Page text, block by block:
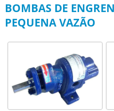
BOMBAS DE
PEQUENA VAZÃO